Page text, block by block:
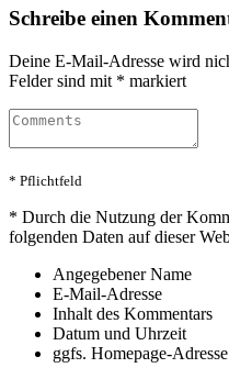
Schreibe einen
Deine E-Mail-Adresse wird
Felder sind mit * markiert
* Pflichtfeld
* Durch die Nutzung der
folgenden Daten auf dieser
Angegebener Name
E-Mail-Adresse
Inhalt des Kommentars
Datum und Uhrzeit
ggfs. Homepage-Adresse